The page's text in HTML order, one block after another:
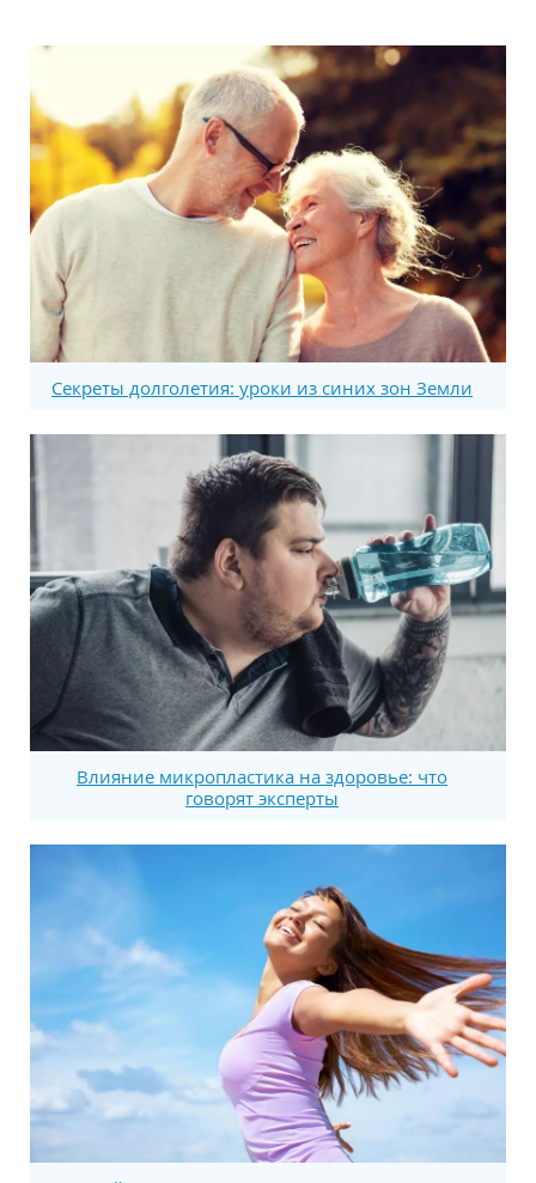
Секреты долголетия: уроки из синих зон Земли
Влияние микропластика на здоровье: что
говорят эксперты